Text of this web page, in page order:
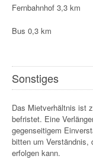
Fernbahnhof 3,3 km
Bus 0,3 km
Sonstiges
Das Mietverhältnis ist
befristet. Eine
gegenseitigem
bitten um Verständnis,
erfolgen kann.